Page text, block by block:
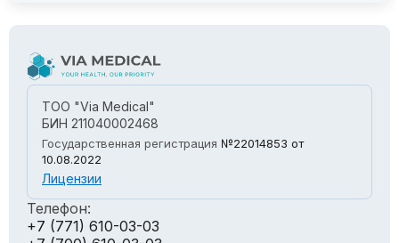
ТОО "Via Medical"
БИН 211040002468
Государственная регистрация №22014853 от
10.08.2022
Лицензии
Телефон:
+7 (771) 610-03-03